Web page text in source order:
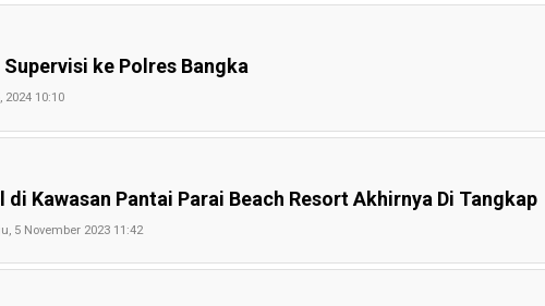
ke Polres Bangka
2024 10:10
di Kawasan Pantai Parai Beach Resort Akhirnya Di Tangkap
5 November 2023 11:42